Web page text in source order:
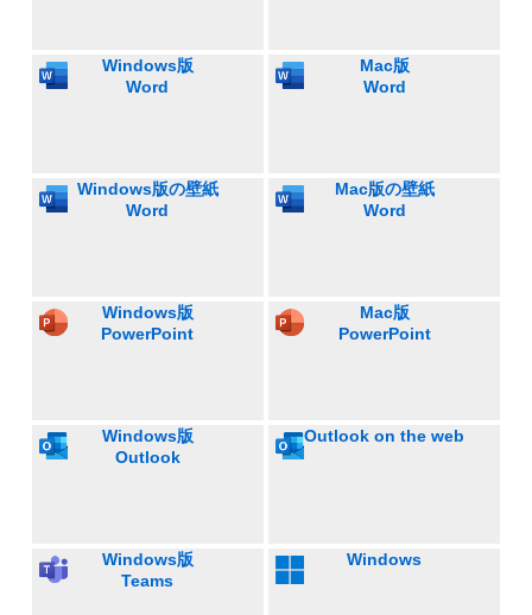
Windows版
Word
Mac版
Word
Windows版の壁紙
Word
Mac版の壁紙
Word
Windows版
PowerPoint
Mac版
PowerPoint
Windows版
Outlook
Outlook on the web
Windows版
Teams
Windows